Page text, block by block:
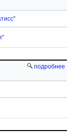
подробнее